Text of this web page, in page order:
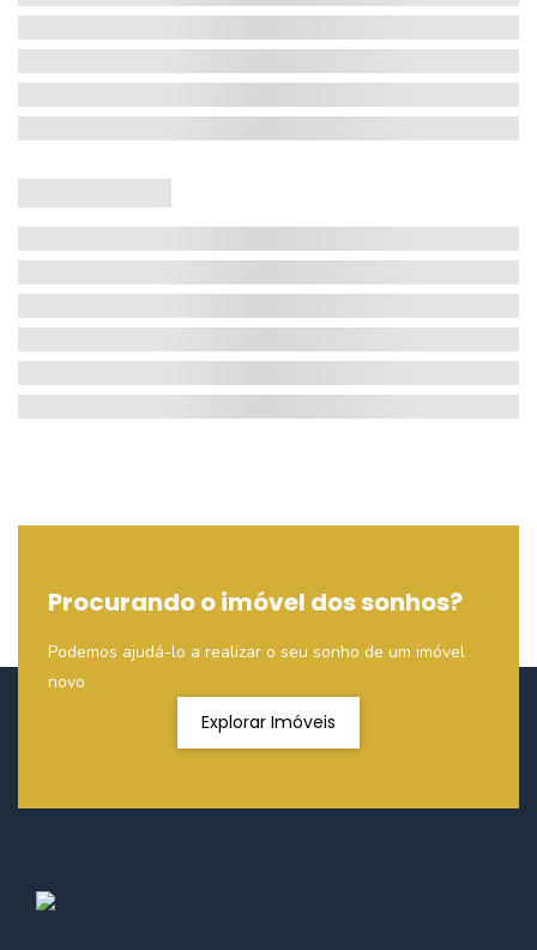
Procurando o imóvel dos sonhos?
Podemos ajudá-lo a realizar o seu sonho de um imóvel
novo
Explorar Imóveis